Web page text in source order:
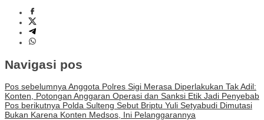
Navigasi pos
Pos sebelumnya Anggota Polres Sigi Merasa Diperlakukan Tak Adil:
Konten, Potongan Anggaran Operasi dan Sanksi Etik Jadi Penyebab
Pos berikutnya Polda Sulteng Sebut Briptu Yuli Setyabudi Dimutasi
Bukan Karena Konten Medsos, Ini Pelanggarannya